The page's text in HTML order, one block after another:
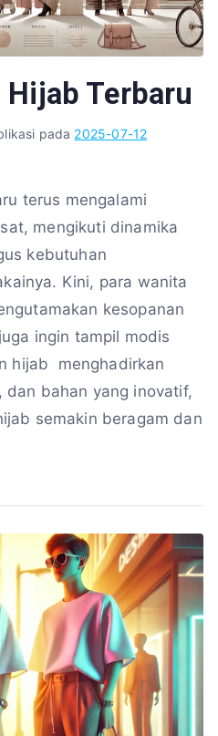
Terbaru
pada 2025-07-12
terus mengalami
mengikuti dinamika
kebutuhan
Kini, para wanita
kesopanan
ingin tampil modis
hijab menghadirkan
bahan yang inovatif,
semakin beragam dan